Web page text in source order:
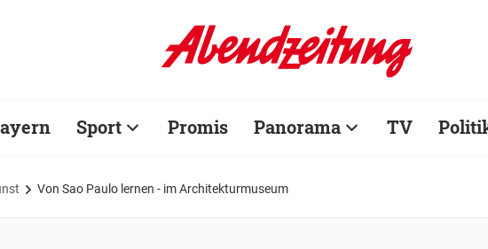
Sport Promis Panorama TV
Von Sao Paulo lernen - im Architekturmuseum